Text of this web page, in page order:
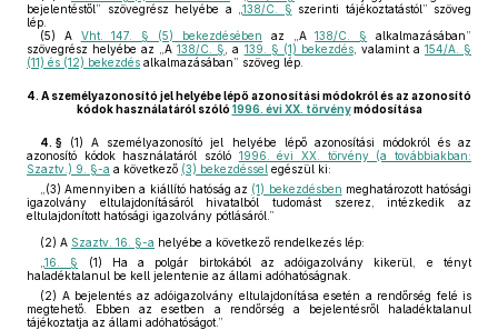
bejelentéstől” szövegrész helyébe a „ 138/C. § szerinti tájékoztatástól” szöveg
lép.
(5) A Vht. 147. § (5) bekezdésében az „A138/C. §
alkalmazásában”
szövegrész helyébe az „A138/C. § , a 139. § (1) bekezdés, valamint a 154/A. §
(11) és (12) bekezdés alkalmazásában” szöveg lép.
4. A személyazonosító jel helyébe lépő azonosítási módokról és az azonosító
kódok használatáról szóló 1996. évi XX. törvénymódosítása
4. § (1) A személyazonosító jel helyébe lépő azonosítási módokról és az
azonosító kódok használatáról szóló 1996. évi XX. törvény (a továbbiakban:
Szaztv.) 9. §-a a következő (3) bekezdéssel egészül ki:
„(3) Amennyiben a kiállító hatóság az (1) bekezdésben meghatározott hatósági
igazolvány eltulajdonításáról hivatalból tudomást szerez, intézkedik az
eltulajdonított hatósági igazolvány pótlásáról.”
(2) A Szaztv. 16. §-a helyébe a következő rendelkezés lép:
16. §
(1) Ha a polgár birtokából az adóigazolvány kikerül, e tényt
haladéktalanul be kell jelentenie az állami adóhatóságnak.
(2) A bejelentés az adóigazolvány eltulajdonítása esetén a rendőrség felé is
megtehető. Ebben az esetben a rendőrség a bejelentésről haladéktalanul
tájékoztatja az állami adóhatóságot.”